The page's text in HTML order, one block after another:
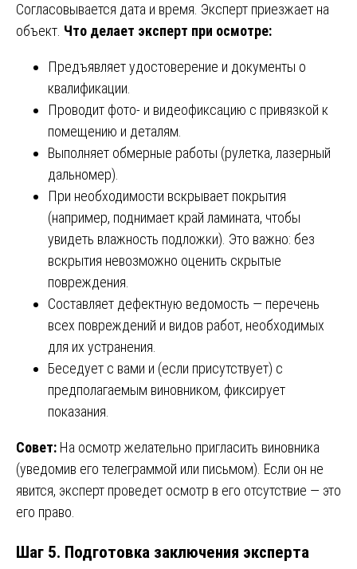
Согласовывается дата и время. Эксперт приезжает на
объект. Что делает эксперт при осмотре:
Предъявляет удостоверение и документы о
квалификации.
Проводит фото- и видеофиксацию с привязкой к
помещению и деталям.
Выполняет обмерные работы (рулетка, лазерный
дальномер).
При необходимости вскрывает покрытия
(например, поднимает край ламината, чтобы
увидеть влажность подложки). Это важно: без
вскрытия невозможно оценить скрытые
повреждения.
Составляет дефектную ведомость — перечень
всех повреждений и видов работ, необходимых
для их устранения.
Беседует с вами и (если присутствует) с
предполагаемым виновником, фиксирует
показания.
Совет: На осмотр желательно пригласить виновника
(уведомив его телеграммой или письмом). Если он не
явится, эксперт проведет осмотр в его отсутствие — это
его право.
Шаг 5. Подготовка заключения эксперта